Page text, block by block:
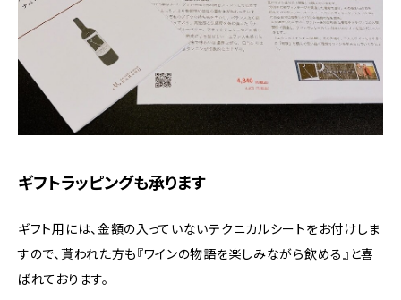
ギフトラッピングも承ります
ギフト用には、金額の入っていないテクニカルシートをお付けしま
すので、貰われた方も『ワインの物語を楽しみながら飲める』と喜
ばれております。